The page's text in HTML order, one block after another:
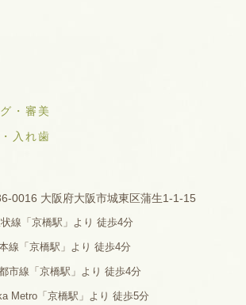
・審美
入れ歯
0016 大阪府大阪市城東区蒲生1-1-15
線「京橋駅」より 徒歩4分
線「京橋駅」より 徒歩4分
市線「京橋駅」より 徒歩4分
Metro「京橋駅」より 徒歩5分